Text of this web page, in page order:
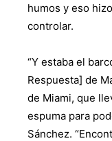
humos y eso
controlar.
“Y estaba el
Respuesta] de
de Miami, que
espuma para
Sánchez.